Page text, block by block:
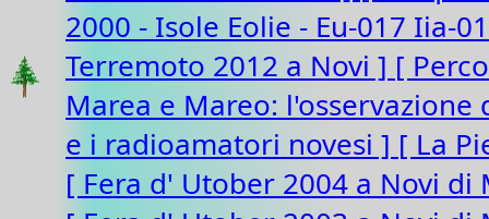
2000 - Isole Eolie - Eu-017 Iia-
Terremoto 2012 a Novi ] [
Marea e Mareo:
e i radioamatori novesi ] [ La
[ Fera d' Utober 2004 a Novi